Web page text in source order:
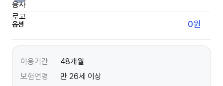
옵션 0원
이용기간
48개월
보험연령
만 26세 이상